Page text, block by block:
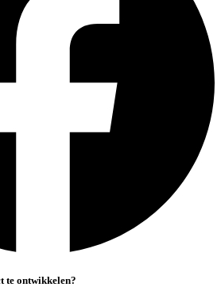
te ontwikkelen?